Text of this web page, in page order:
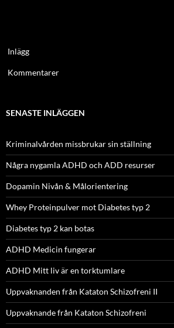
Inlägg
Kommentarer
SENASTE INLÄGGEN
Kriminalvården missbrukar sin ställning
Några nygamla ADHD och ADD resurser
Dopamin Nivån & Målorientering
Whey Proteinpulver mot Diabetes typ 2
Diabetes typ 2 kan botas
ADHD Medicin fungerar
ADHD Mitt liv är en torktumlare
Uppvaknanden från Kataton Schizofreni II
Uppvaknande från Kataton Schizofreni